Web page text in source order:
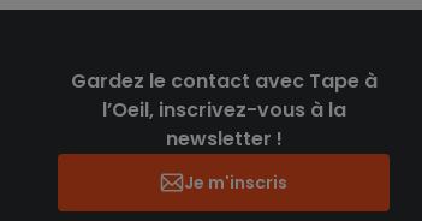
Gardez le contact avec Tape à
l’Oeil, inscrivez-vous à la
newsletter !
Je m'inscris